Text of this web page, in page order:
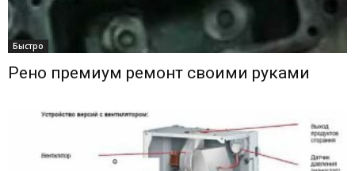
Быстро
Рено премиум ремонт своими руками